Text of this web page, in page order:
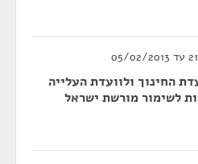
החינוך ולוועדת העלייה
לשימור מורשת ישראל